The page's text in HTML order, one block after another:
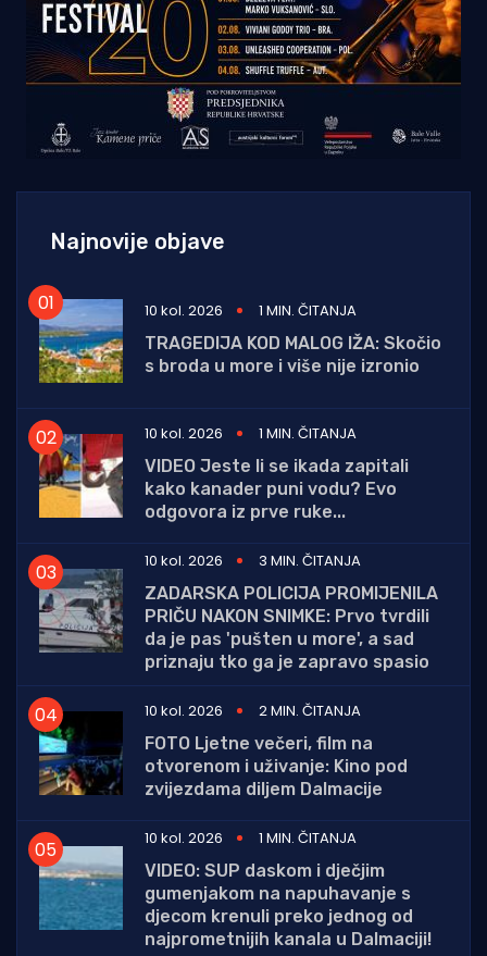
Najnovije objave
10 kol. 2026
1 MIN. ČITANJA
TRAGEDIJA KOD MALOG IŽA: Skočio
s broda u more i više nije izronio
10 kol. 2026
1 MIN. ČITANJA
VIDEO Jeste li se ikada zapitali
kako kanader puni vodu? Evo
odgovora iz prve ruke...
10 kol. 2026
3 MIN. ČITANJA
ZADARSKA POLICIJA PROMIJENILA
PRIČU NAKON SNIMKE: Prvo tvrdili
da je pas 'pušten u more', a sad
priznaju tko ga je zapravo spasio
10 kol. 2026
2 MIN. ČITANJA
FOTO Ljetne večeri, film na
otvorenom i uživanje: Kino pod
zvijezdama diljem Dalmacije
10 kol. 2026
1 MIN. ČITANJA
VIDEO: SUP daskom i dječjim
gumenjakom na napuhavanje s
djecom krenuli preko jednog od
najprometnijih kanala u Dalmaciji!